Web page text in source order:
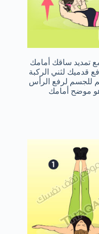
تمديد ساقك أمامك
قدميك لثني الركبة
للجسم لرفع الرأس
موضح أمامك